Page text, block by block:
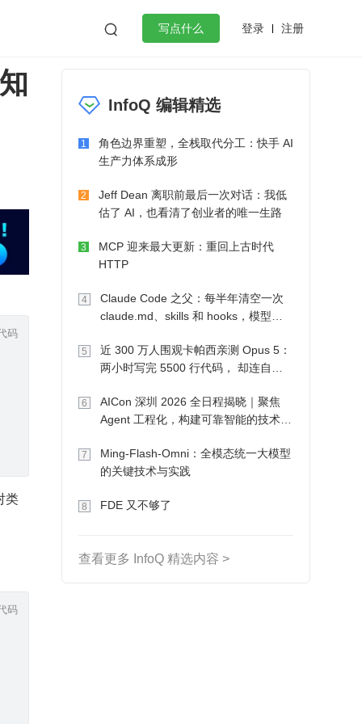
 写点什么 登录 注册
作
微服务架构 flutter
码
类
码
InfoQ 编辑精选
1
角色边界重塑，全栈取代分工：快手 AI
生产力体系成形
2
Jeff Dean 离职前最后一次对话：我低
估了 AI，也看清了创业者的唯一生路
3
MCP 迎来最大更新：重回上古时代
HTTP
4
Claude Code 之父：每半年清空一次
claude.md、skills 和 hooks，模型自
5
近 300 万人围观卡帕西亲测 Opus 5：
两小时写完 5500 行代码， 却连自己
6
AICon 深圳 2026 全日程揭晓｜聚焦
Agent 工程化，构建可靠智能的技术路
7
Ming-Flash-Omni：全模态统一大模型
的关键技术与实践
8 FDE 又不够了
查看更多 InfoQ 精选内容 >